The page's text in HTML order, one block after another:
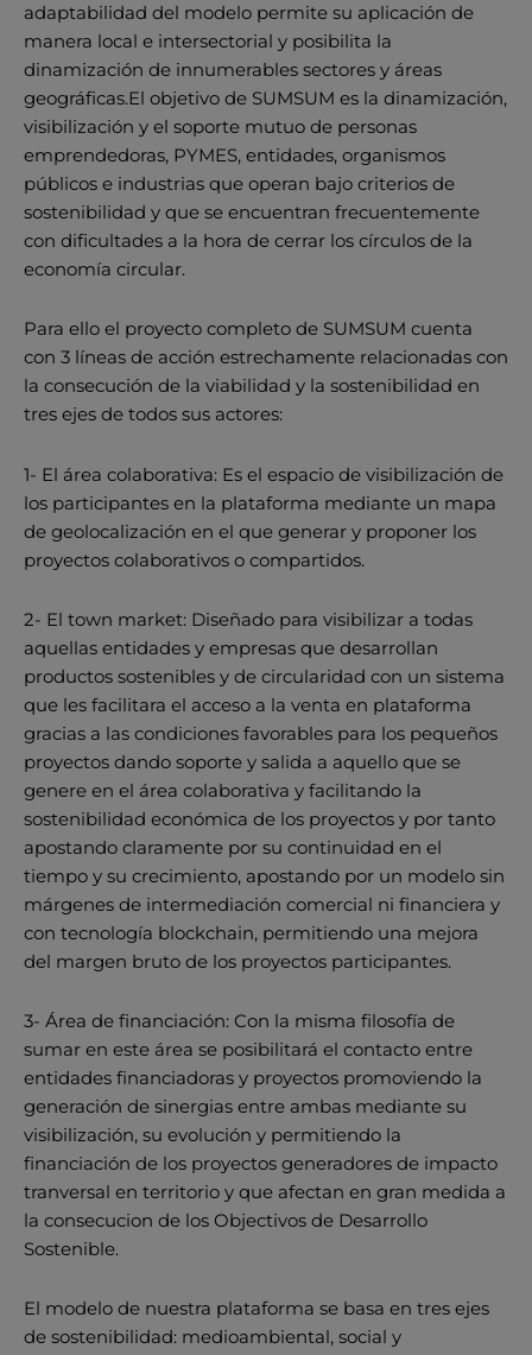
adaptabilidad del modelo permite su aplicación de
manera local e intersectorial y posibilita la
dinamización de innumerables sectores y áreas
geográficas.El objetivo de SUMSUM es la dinamización,
visibilización y el soporte mutuo de personas
emprendedoras, PYMES, entidades, organismos
públicos e industrias que operan bajo criterios de
sostenibilidad y que se encuentran frecuentemente
con dificultades a la hora de cerrar los círculos de la
economía circular.
Para ello el proyecto completo de SUMSUM cuenta
con 3 líneas de acción estrechamente relacionadas con
la consecución de la viabilidad y la sostenibilidad en
tres ejes de todos sus actores:
1- El área colaborativa: Es el espacio de visibilización de
los participantes en la plataforma mediante un mapa
de geolocalización en el que generar y proponer los
proyectos colaborativos o compartidos.
2- El town market: Diseñado para visibilizar a todas
aquellas entidades y empresas que desarrollan
productos sostenibles y de circularidad con un sistema
que les facilitara el acceso a la venta en plataforma
gracias a las condiciones favorables para los pequeños
proyectos dando soporte y salida a aquello que se
genere en el área colaborativa y facilitando la
sostenibilidad económica de los proyectos y por tanto
apostando claramente por su continuidad en el
tiempo y su crecimiento, apostando por un modelo sin
márgenes de intermediación comercial ni financiera y
con tecnología blockchain, permitiendo una mejora
del margen bruto de los proyectos participantes.
3- Área de financiación: Con la misma filosofía de
sumar en este área se posibilitará el contacto entre
entidades financiadoras y proyectos promoviendo la
generación de sinergias entre ambas mediante su
visibilización, su evolución y permitiendo la
financiación de los proyectos generadores de impacto
tranversal en territorio y que afectan en gran medida a
la consecucion de los Objectivos de Desarrollo
Sostenible.
El modelo de nuestra plataforma se basa en tres ejes
de sostenibilidad: medioambiental, social y